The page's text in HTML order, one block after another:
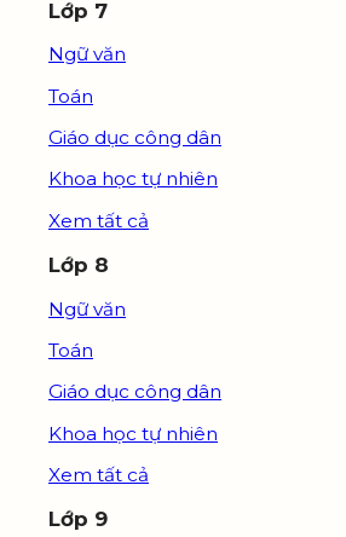
Lớp 7
Ngữ văn
Toán
Giáo dục công dân
Khoa học tự nhiên
Xem tất cả
Lớp 8
Ngữ văn
Toán
Giáo dục công dân
Khoa học tự nhiên
Xem tất cả
Lớp 9